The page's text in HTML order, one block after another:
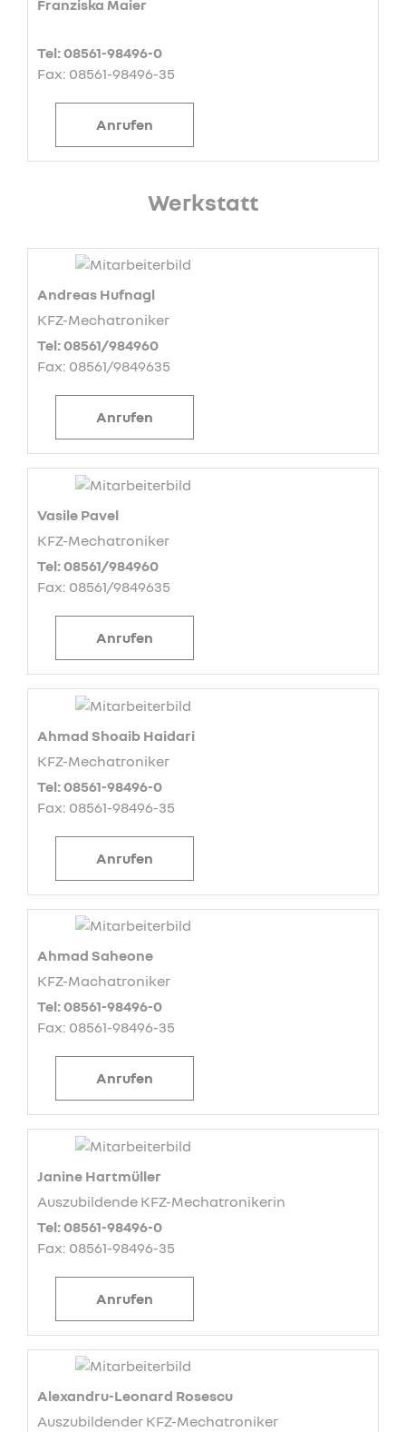
Franziska Maier
Tel: 08561-98496-0
Fax: 08561-98496-35
Anrufen
Werkstatt
Andreas Hufnagl
KFZ-Mechatroniker
Tel: 08561/984960
Fax: 08561/9849635
Anrufen
Vasile Pavel
KFZ-Mechatroniker
Tel: 08561/984960
Fax: 08561/9849635
Anrufen
Ahmad Shoaib Haidari
KFZ-Mechatroniker
Tel: 08561-98496-0
Fax: 08561-98496-35
Anrufen
Ahmad Saheone
KFZ-Machatroniker
Tel: 08561-98496-0
Fax: 08561-98496-35
Anrufen
Janine Hartmüller
Auszubildende KFZ-Mechatronikerin
Tel: 08561-98496-0
Fax: 08561-98496-35
Anrufen
Alexandru-Leonard Rosescu
Auszubildender KFZ-Mechatroniker